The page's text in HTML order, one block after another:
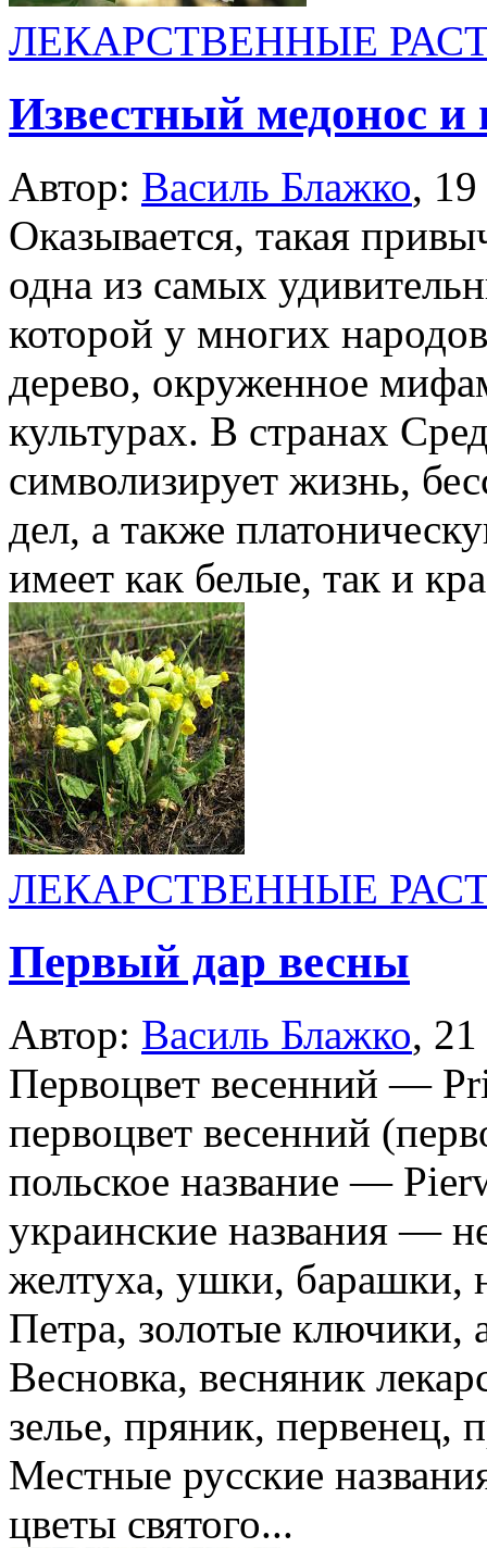
ЛЕКАРСТВЕННЫЕ
Известный медонос и
Автор: Василь Блажко,
Оказывается, такая
одна из самых
которой у многих
дерево, окруженное
культурах. В странах
символизирует жизнь,
дел, а также
имеет как белые, так и
ЛЕКАРСТВЕННЫЕ
Первый дар весны
Автор: Василь Блажко,
Первоцвет весенний —
первоцвет весенний
польское название —
украинские названия —
желтуха, ушки, барашки,
Петра, золотые ключики,
Весновка, весняник
зелье, пряник, первенец,
Местные русские
цветы святого...